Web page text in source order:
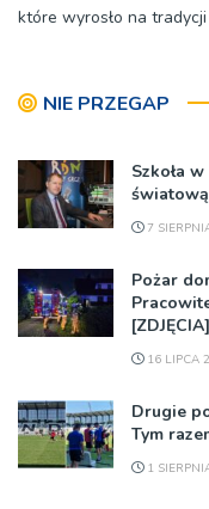
które wyrosło na
NIE PRZEGAP
Szkoła
7
Pożar
[ZDJĘCIA]
16 LIPCA
Drugie
Tym
1